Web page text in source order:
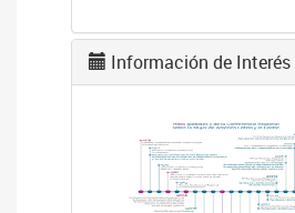
Información de Interés